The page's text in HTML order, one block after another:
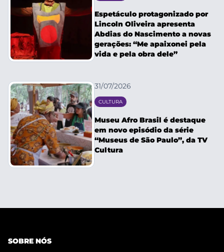
Espetáculo protagonizado por
Lincoln Oliveira apresenta
Abdias do Nascimento a novas
gerações: “Me apaixonei pela
vida e pela obra dele”
31/07/2026
CULTURA
Museu Afro Brasil é destaque
em novo episódio da série
“Museus de São Paulo”, da TV
Cultura
SOBRE NÓS